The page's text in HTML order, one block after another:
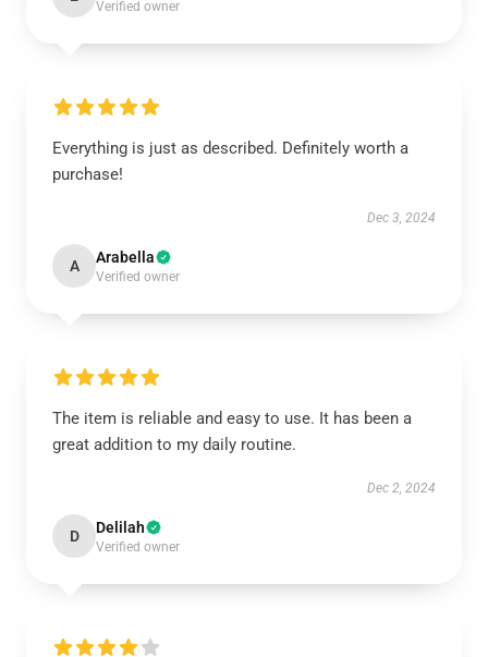
Verified owner
Everything is just as described. Definitely worth a
purchase!
Dec 3, 2024
A Arabella
Verified owner
The item is reliable and easy to use. It has been a
great addition to my daily routine.
Dec 2, 2024
D Delilah
Verified owner